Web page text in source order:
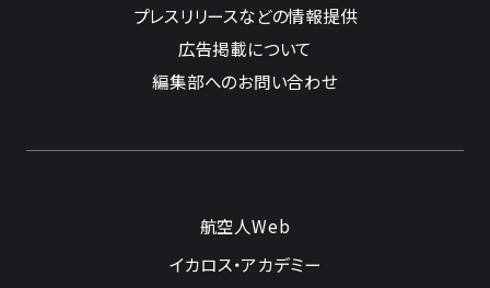
プレスリリースなどの情報提供
広告掲載について
編集部へのお問い合わせ
航空人Web
イカロス・アカデミー